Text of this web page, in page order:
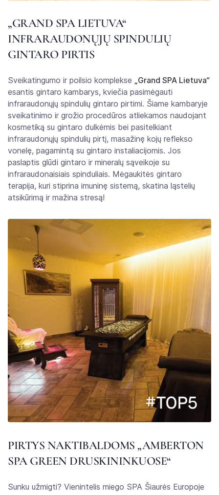
„GRAND SPA LIETUVA“
INFRARAUDONŲJŲ SPINDULIŲ
GINTARO PIRTIS
Sveikatingumo ir poilsio komplekse „Grand SPA Lietuva“
esantis gintaro kambarys, kviečia pasimėgauti
infraraudonųjų spindulių gintaro pirtimi. Šiame kambaryje
sveikatinimo ir grožio procedūros atliekamos naudojant
kosmetiką su gintaro dulkėmis bei pasitelkiant
infraraudonųjų spindulių pirtį, masažinę kojų reflekso
vonelę, pagamintą su gintaro instaliacijomis. Jos
paslaptis glūdi gintaro ir mineralų sąveikoje su
infraraudonaisiais spinduliais. Mėgaukitės gintaro
terapija, kuri stiprina imuninę sistemą, skatina ląstelių
atsikūrimą ir mažina stresą!
PIRTYS NAKTIBALDOMS „AMBERTON
SPA GREEN DRUSKININKUOSE“
Sunku užmigti? Vienintelis miego SPA Šiaurės Europoje